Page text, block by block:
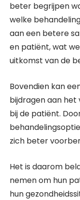
beter begrijpen
welke
aan een betere
en patiënt, wat
uitkomst van de
Bovendien kan
bijdragen aan het
bij de patiënt.
zich beter
Het is daarom
nemen om hun
hun